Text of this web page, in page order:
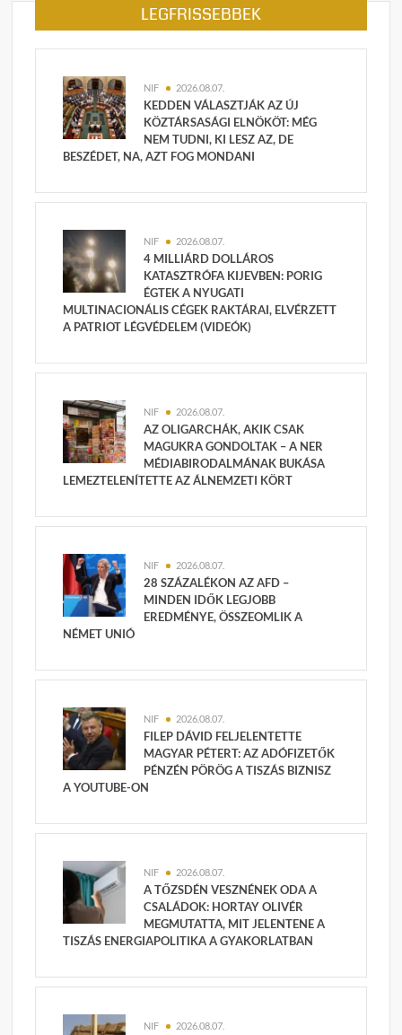
LEGFRISSEBBEK
NIF 2026.08.07.
KEDDEN VÁLASZTJÁK AZ ÚJ
KÖZTÁRSASÁGI ELNÖKÖT: MÉG
NEM TUDNI, KI LESZ AZ, DE
BESZÉDET, NA, AZT FOG MONDANI
NIF 2026.08.07.
4 MILLIÁRD DOLLÁROS
KATASZTRÓFA KIJEVBEN: PORIG
ÉGTEK A NYUGATI
MULTINACIONÁLIS CÉGEK RAKTÁRAI, ELVÉRZETT
A PATRIOT LÉGVÉDELEM (VIDEÓK)
NIF 2026.08.07.
AZ OLIGARCHÁK, AKIK CSAK
MAGUKRA GONDOLTAK – A NER
MÉDIABIRODALMÁNAK BUKÁSA
LEMEZTELENÍTETTE AZ ÁLNEMZETI KÖRT
NIF 2026.08.07.
28 SZÁZALÉKON AZ AFD –
MINDEN IDŐK LEGJOBB
EREDMÉNYE, ÖSSZEOMLIK A
NÉMET UNIÓ
NIF 2026.08.07.
FILEP DÁVID FELJELENTETTE
MAGYAR PÉTERT: AZ ADÓFIZETŐK
PÉNZÉN PÖRÖG A TISZÁS BIZNISZ
A YOUTUBE-ON
NIF 2026.08.07.
A TŐZSDÉN VESZNÉNEK ODA A
CSALÁDOK: HORTAY OLIVÉR
MEGMUTATTA, MIT JELENTENE A
TISZÁS ENERGIAPOLITIKA A GYAKORLATBAN
NIF 2026.08.07.